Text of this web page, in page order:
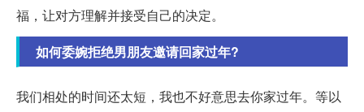
福，让对方理解并接受自己的决定。
如何委婉拒绝男朋友邀请回家过年?
我们相处的时间还太短，我也不好意思去你家过年。等以